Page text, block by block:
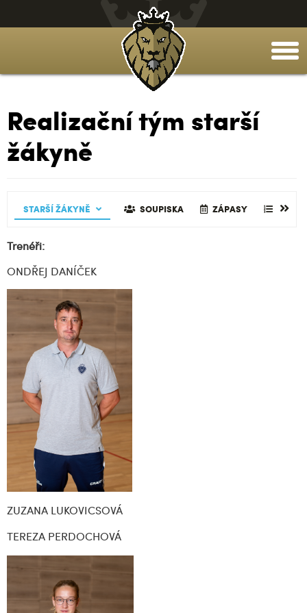
Realizační tým starší
žákyně
STARŠÍ ŽÁKYNĚ
GALERIE ČLÁNKY
TABULKA REALIZAČNÍ TÝM GALERIE ČLÁNKY
TABULKA REALIZAČNÍ TÝM GALERIE
SOUPISKA ZÁPASY
Trenéři:
ONDŘEJ DANÍČEK
ZUZANA LUKOVICSOVÁ
TEREZA PERDOCHOVÁ